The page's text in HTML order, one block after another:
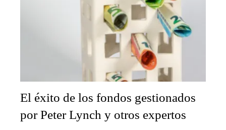
El éxito de los fondos gestionados
por Peter Lynch y otros expertos